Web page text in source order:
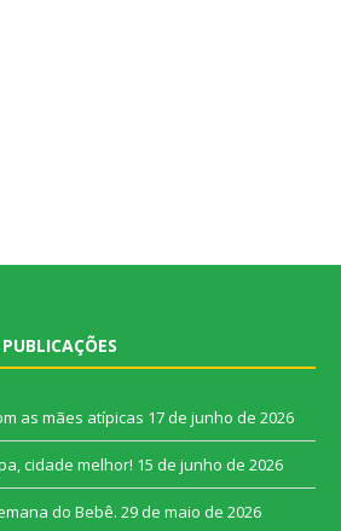
as mães atípicas 17 de junho de 2026
cidade melhor! 15 de junho de 2026
do Bebê. 29 de maio de 2026